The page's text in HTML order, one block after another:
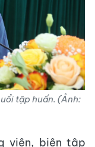
tập huấn. (Ảnh:
viên, biên tập